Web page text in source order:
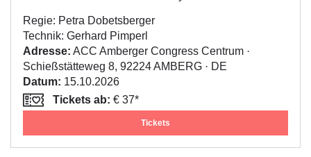
Regie: Petra Dobetsberger
Technik: Gerhard Pimperl
Adresse: ACC Amberger Congress Centrum ·
Schießstätteweg 8, 92224 AMBERG · DE
Datum: 15.10.2026
Tickets ab: € 37*
Tickets